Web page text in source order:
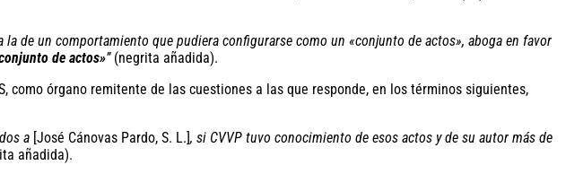
de un comportamiento que pudiera configurarse como un «conjunto de actos», aboga en favor
de actos»” (negrita añadida).
como órgano remitente de las cuestiones a las que responde, en los términos siguientes,
a [José Cánovas Pardo, S. L.], si CVVP tuvo conocimiento de esos actos y de su autor más de
añadida).